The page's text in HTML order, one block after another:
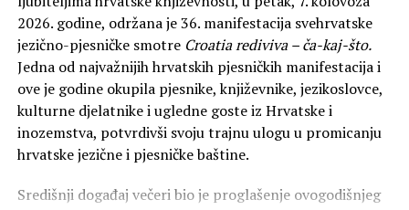
2026. godine, održana je 36. manifestacija svehrvatske
jezično-pjesničke smotre Croatia rediviva – ča-kaj-što.
Jedna od najvažnijih hrvatskih pjesničkih manifestacija i
ove je godine okupila pjesnike, književnike, jezikoslovce,
kulturne djelatnike i ugledne goste iz Hrvatske i
inozemstva, potvrdivši svoju trajnu ulogu u promicanju
hrvatske jezične i pjesničke baštine.
Središnji događaj večeri bio je proglašenje ovogodišnjeg